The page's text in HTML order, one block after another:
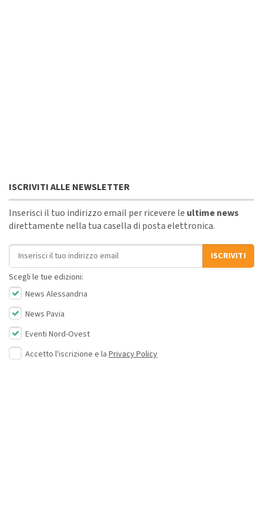
ISCRIVITI ALLE NEWSLETTER
Inserisci il tuo indirizzo email per ricevere le ultime news
direttamente nella tua casella di posta elettronica.
Indirizzo email
ISCRIVITI
Scegli le tue edizioni:
News Alessandria
News Pavia
Eventi Nord-Ovest
Accetto l'iscrizione e la Privacy Policy